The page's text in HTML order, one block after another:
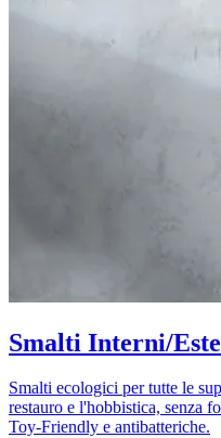
Smalti Interni/
Smalti ecologici per tutte le
restauro e l'hobbistica, senza
Toy-Friendly e antibatteriche.